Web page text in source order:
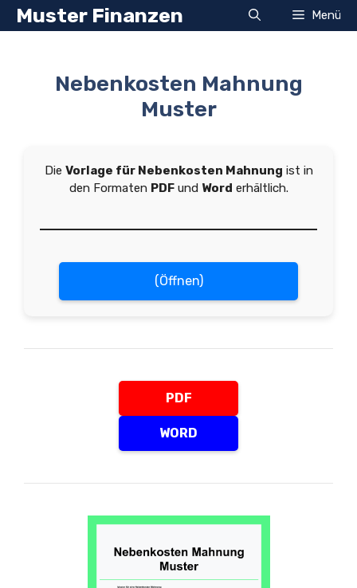
Zum
InhaltMuster Finanzen Menü
Nebenkosten Mahnung
Muster
Die Vorlage für Nebenkosten Mahnung ist in
den Formaten PDFund Word erhältlich.
(Öffnen)
PDF
WORD